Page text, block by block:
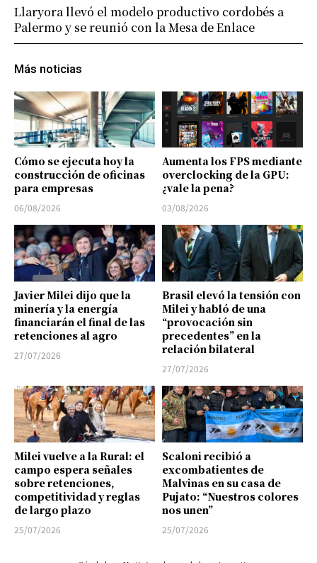
Más noticias
Cómo se ejecuta hoy la
construcción de oficinas
para empresas
06/08/2026
Aumenta los FPS mediante
overclocking de la GPU:
¿vale la pena?
03/08/2026
Javier Milei dijo que la
minería y la energía
financiarán el final de las
retenciones al agro
27/07/2026
Brasil elevó la tensión con
Milei y habló de una
“provocación sin
precedentes” en la
relación bilateral
27/07/2026
Milei vuelve a la Rural: el
campo espera señales
sobre retenciones,
competitividad y reglas
de largo plazo
25/07/2026
Scaloni recibió a
excombatientes de
Malvinas en su casa de
Pujato: “Nuestros colores
nos unen”
25/07/2026
Llaryora llevó el modelo productivo cordobés a
Palermo y se reunió con la Mesa de Enlace